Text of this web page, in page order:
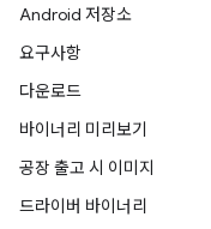
Android 저장소
요구사항
다운로드
바이너리 미리보기
공장 출고 시 이미지
드라이버 바이너리